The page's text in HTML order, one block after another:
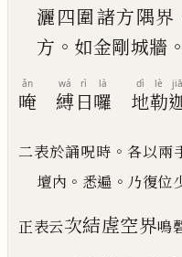
灑四圍諸方隅界
方 。 如金剛城牆 。
唵
ǎn
縛
wá
日
rì
囉
là
地
dì
勒
lè jiā
二表於誦呪時 。 各以兩
壇內 。 悉遍 。 乃復位
正表云次結虗空界鳴